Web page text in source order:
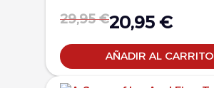
29,95€20,95 €
AÑADIR AL CARRITO